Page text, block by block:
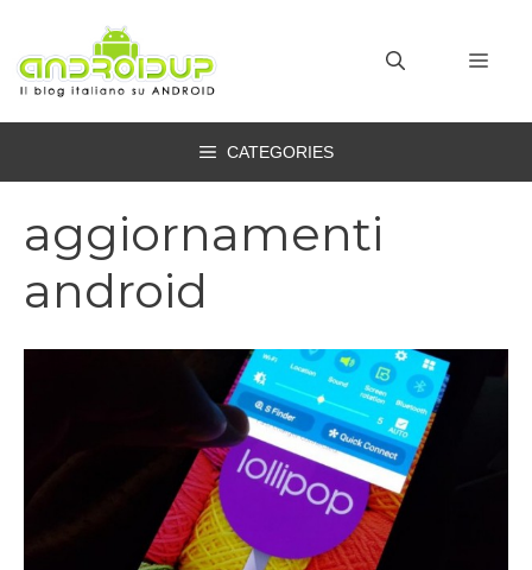
contenuto
CATEGORIES
aggiornamenti
android